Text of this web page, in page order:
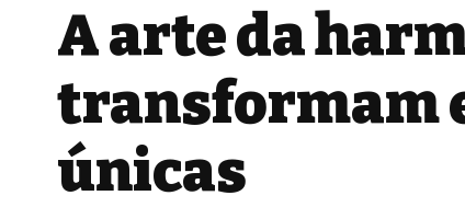
A arte da
transformam
únicas